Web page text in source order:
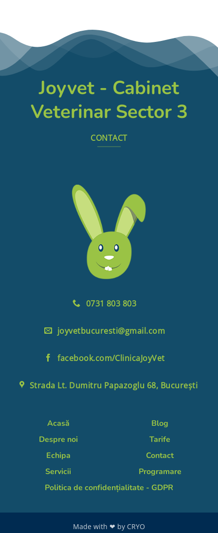
Joyvet - Cabinet
Veterinar Sector 3
CONTACT
0731 803 803
joyvetbucuresti@gmail.com
facebook.com/ClinicaJoyVet
Strada Lt. Dumitru Papazoglu 68, București
Acasă
Despre noi
Echipa
Servicii
Blog
Tarife
Contact
Programare
Politica de confidențialitate - GDPR
Made with ❤ by CRYO